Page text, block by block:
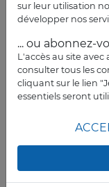
sur leur utilisation
développer nos
... ou abonnez-
L'accès au site
consulter tous les
cliquant sur le lien
essentiels seront